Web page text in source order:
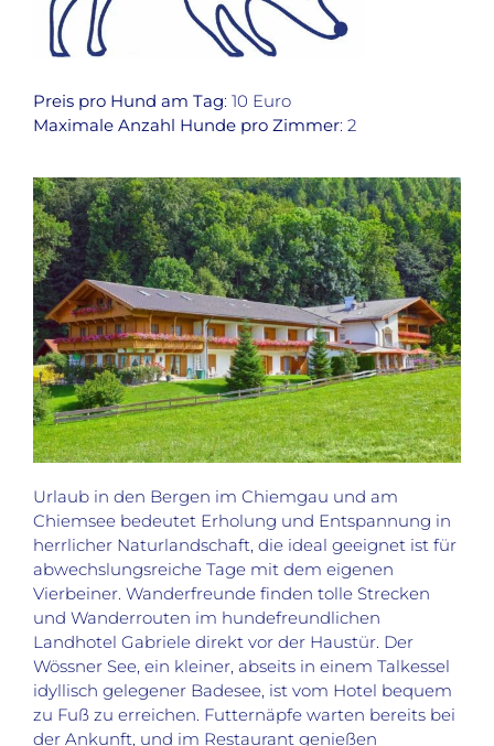
Preis pro Hund am Tag: 10 Euro
Maximale Anzahl Hunde pro Zimmer: 2
Urlaub in den Bergen im Chiemgau und am
Chiemsee bedeutet Erholung und Entspannung in
herrlicher Naturlandschaft, die ideal geeignet ist für
abwechslungsreiche Tage mit dem eigenen
Vierbeiner. Wanderfreunde finden tolle Strecken
und Wanderrouten im hundefreundlichen
Landhotel Gabriele direkt vor der Haustür. Der
Wössner See, ein kleiner, abseits in einem Talkessel
idyllisch gelegener Badesee, ist vom Hotel bequem
zu Fuß zu erreichen. Futternäpfe warten bereits bei
der Ankunft, und im Restaurant genießen